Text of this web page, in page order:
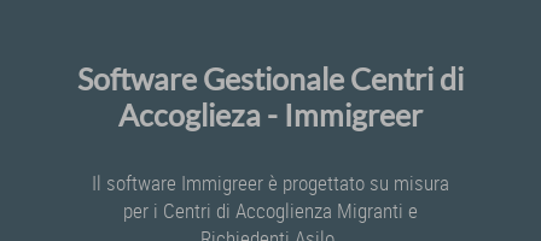
Software Gestionale Centri di
Accoglieza - Immigreer
Il software Immigreer è progettato su misura
per i Centri di Accoglienza Migranti e